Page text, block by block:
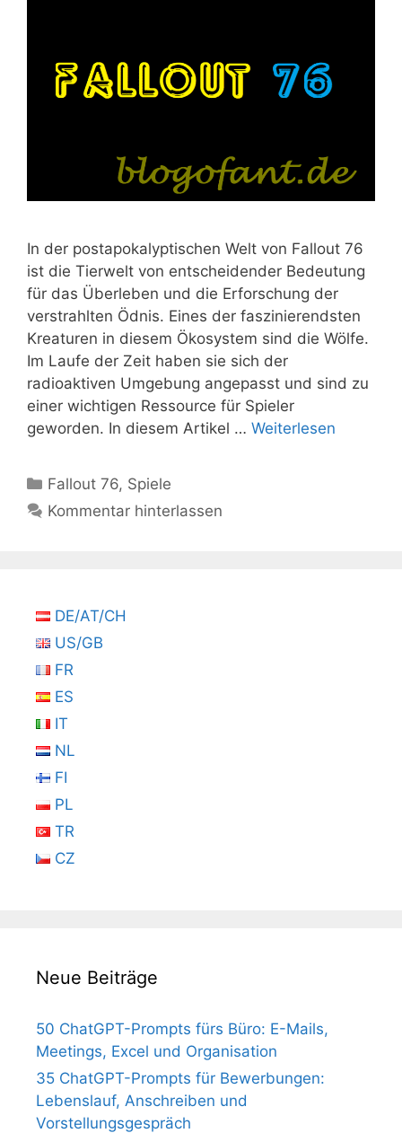
In der postapokalyptischen Welt von Fallout 76
ist die Tierwelt von entscheidender Bedeutung
für das Überleben und die Erforschung der
verstrahlten Ödnis. Eines der faszinierendsten
Kreaturen in diesem Ökosystem sind die Wölfe.
Im Laufe der Zeit haben sie sich der
radioaktiven Umgebung angepasst und sind zu
einer wichtigen Ressource für Spieler
geworden. In diesem Artikel … Weiterlesen
Kategorien
Fallout 76, Spiele
Kommentar hinterlassen
DE/AT/CH
US/GB
FR
ES
IT
NL
FI
PL
TR
CZ
Neue Beiträge
50 ChatGPT-Prompts fürs Büro: E-Mails,
Meetings, Excel und Organisation
35 ChatGPT-Prompts für Bewerbungen:
Lebenslauf, Anschreiben und
Vorstellungsgespräch